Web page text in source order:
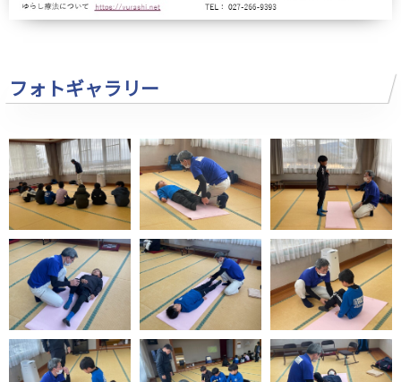
フォトギャラリー